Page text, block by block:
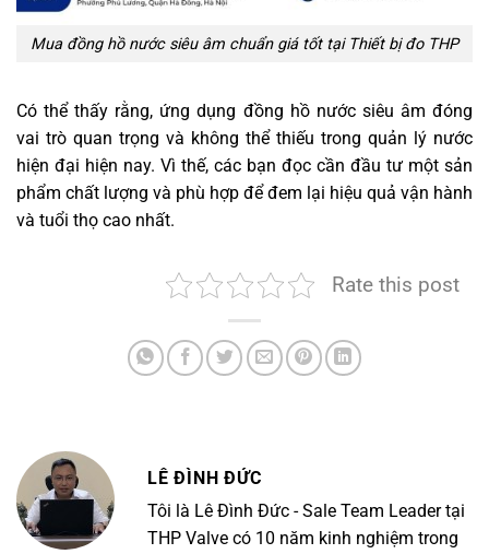
Mua đồng hồ nước siêu âm chuẩn giá tốt tại Thiết bị đo THP
Có thể thấy rằng, ứng dụng đồng hồ nước siêu âm đóng
vai trò quan trọng và không thể thiếu trong quản lý nước
hiện đại hiện nay. Vì thế, các bạn đọc cần đầu tư một sản
phẩm chất lượng và phù hợp để đem lại hiệu quả vận hành
và tuổi thọ cao nhất.
Rate this post
LÊ ĐÌNH ĐỨC
Tôi là Lê Đình Đức - Sale Team Leader tại
THP Valve có 10 năm kinh nghiệm trong